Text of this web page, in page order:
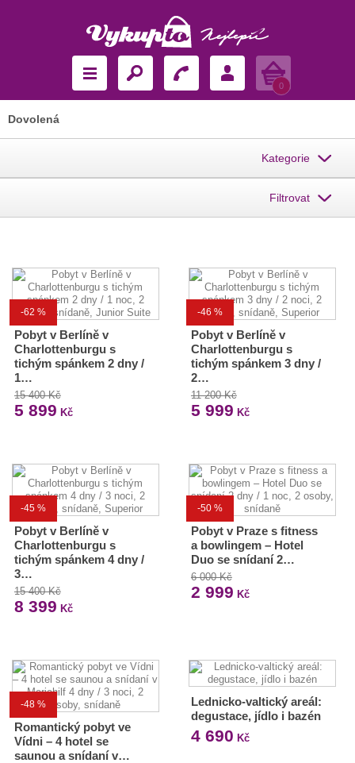
Košík
0
Dovolená
Kategorie
Filtrovat
-62 %
Pobyt v Berlíně v
Charlottenburgu s
tichým spánkem 2 dny /
1…
15 400 Kč
5 899 Kč
-46 %
Pobyt v Berlíně v
Charlottenburgu s
tichým spánkem 3 dny /
2…
11 200 Kč
5 999 Kč
-45 %
Pobyt v Berlíně v
Charlottenburgu s
tichým spánkem 4 dny /
3…
15 400 Kč
8 399 Kč
-50 %
Pobyt v Praze s fitness
a bowlingem – Hotel
Duo se snídaní 2…
6 000 Kč
2 999 Kč
-48 %
Romantický pobyt ve
Vídni – 4 hotel se
saunou a snídaní v…
Lednicko-valtický areál:
degustace, jídlo i bazén
4 690 Kč